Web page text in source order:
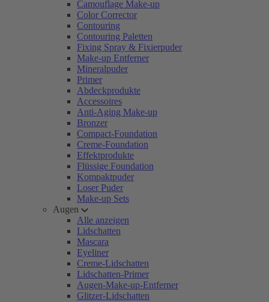
Camouflage Make-up
Color Corrector
Contouring
Contouring Paletten
Fixing Spray & Fixierpuder
Make-up Entferner
Mineralpuder
Primer
Abdeckprodukte
Accessoires
Anti-Aging Make-up
Bronzer
Compact-Foundation
Creme-Foundation
Effektprodukte
Flüssige Foundation
Kompaktpuder
Loser Puder
Make-up Sets
Augen
Alle anzeigen
Lidschatten
Mascara
Eyeliner
Creme-Lidschatten
Lidschatten-Primer
Augen-Make-up-Entferner
Glitzer-Lidschatten